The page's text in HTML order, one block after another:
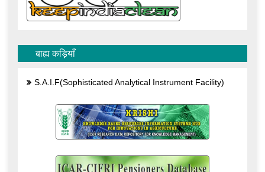
बाह्य कड़ियाँ
S.A.I.F(Sophisticated Analytical Instrument Facility)